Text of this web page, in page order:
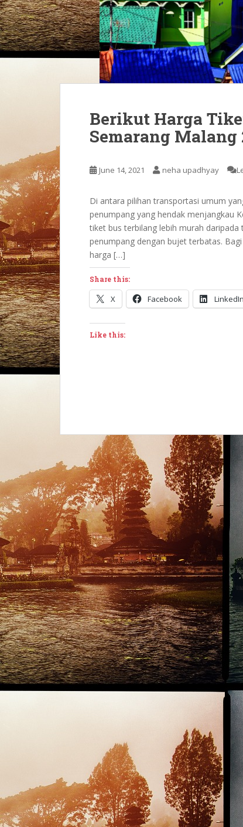
Berikut Harga
Semarang Malang
June 14, 2021 neha upadhyay
Di antara pilihan transportasi umum
penumpang yang hendak menjangkau
tiket bus terbilang lebih murah
penumpang dengan bujet terbatas.
harga […]
Share this:
X Facebook LinkedIn
Like this: